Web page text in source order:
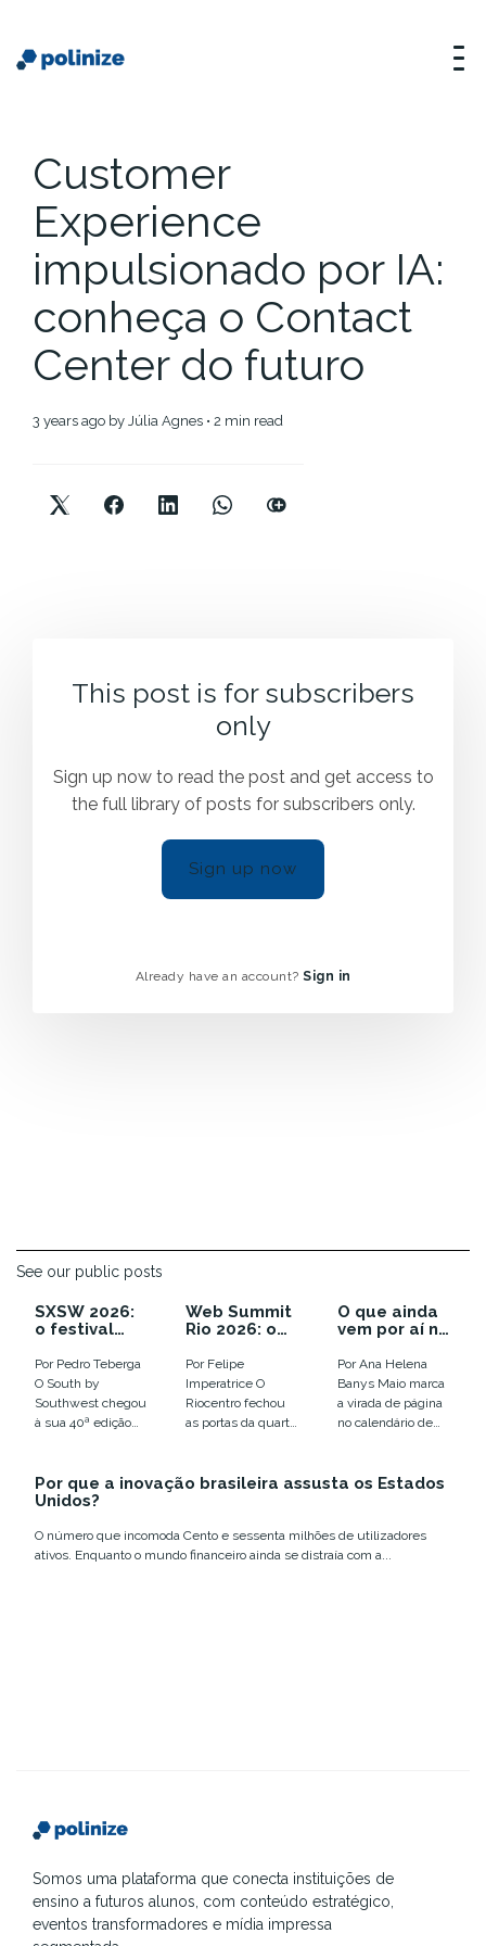
Customer
Experience
impulsionado por IA:
conheça o Contact
Center do futuro
3 years ago by Júlia Agnes • 2 min read
This post is for subscribers
only
Sign up now to read the post and get access to
the full library of posts for subscribers only.
Sign up now
Already have an account? Sign in
See our public posts
SXSW 2026:
o festival
as
tendências e
colocou o
humano em
xeque
Por Pedro Teberga
O South by
Southwest chegou
à sua 40ª edição
Web Summit
Rio 2026: o
euforia com
IA virou
disputa por
infraestrutur
a
Por Felipe
Imperatrice O
Riocentro fechou
as portas da quarta
números que
O que ainda
vem por aí no
de inovação
de 2026
Por Ana Helena
Banys Maio marca
a virada de página
no calendário de
inovação no
Por que a inovação brasileira assusta os Estados
Unidos?
O número que incomoda Cento e sessenta milhões de utilizadores
ativos. Enquanto o mundo financeiro ainda se distraía com a...
Somos uma plataforma que conecta instituições de
ensino a futuros alunos, com conteúdo estratégico,
eventos transformadores e mídia impressa